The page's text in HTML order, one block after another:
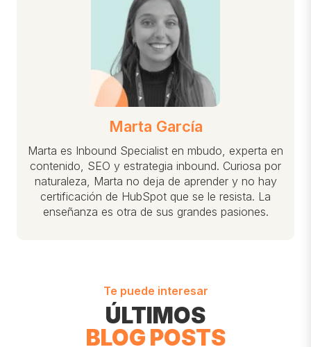
Marta García
Marta es Inbound Specialist en mbudo, experta en
contenido, SEO y estrategia inbound. Curiosa por
naturaleza, Marta no deja de aprender y no hay
certificación de HubSpot que se le resista. La
enseñanza es otra de sus grandes pasiones.
Te puede interesar
ÚLTIMOS
BLOG POSTS